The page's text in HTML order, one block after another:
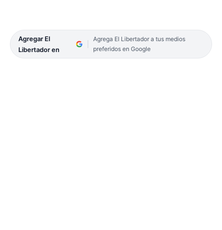
Agregar El
Libertador en
Agrega El Libertador a tus medios
preferidos en Google